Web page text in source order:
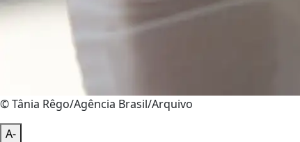
© Tânia Rêgo/Agência Brasil/Arquivo
A-